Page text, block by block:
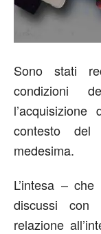
Sono stati
condizioni
contesto
medesima.
L’intesa –
discussi con
relazione